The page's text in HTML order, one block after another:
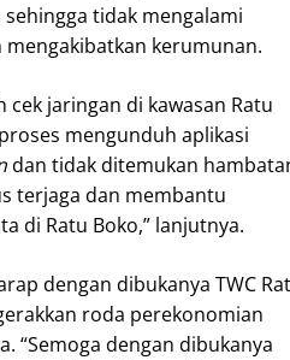
tidak mengalami
kerumunan.
cek jaringan di kawasan Ratu
mengunduh aplikasi
dan tidak ditemukan
terjaga dan membantu
di Ratu Boko,” lanjutnya.
dengan dibukanya TWC
roda perekonomian
“Semoga dengan dibukanya